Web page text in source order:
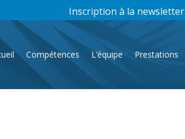
Compétences L’équipe Prestations
Inscription à la newsletter